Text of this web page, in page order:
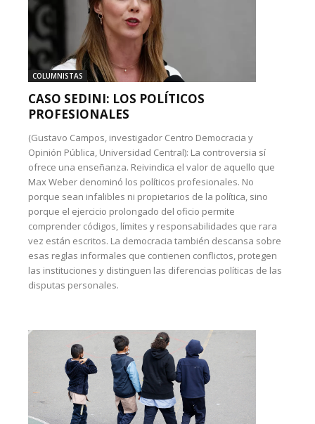
COLUMNISTAS
CASO SEDINI: LOS POLÍTICOS
PROFESIONALES
(Gustavo Campos, investigador Centro Democracia y
Opinión Pública, Universidad Central): La controversia sí
ofrece una enseñanza. Reivindica el valor de aquello que
Max Weber denominó los políticos profesionales. No
porque sean infalibles ni propietarios de la política, sino
porque el ejercicio prolongado del oficio permite
comprender códigos, límites y responsabilidades que rara
vez están escritos. La democracia también descansa sobre
esas reglas informales que contienen conflictos, protegen
las instituciones y distinguen las diferencias políticas de las
disputas personales.